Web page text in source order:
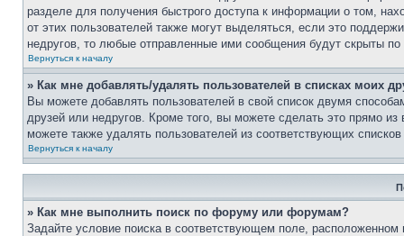
разделе для получения быстрого доступа к информации о том,
от этих пользователей также могут выделяться, если это
недругов, то любые отправленные ими сообщения будут скрыты
Вернуться к началу
» Как мне добавлять/удалять пользователей в списках моих
Вы можете добавлять пользователей в свой список двумя
друзей или недругов. Кроме того, вы можете сделать это прямо
можете также удалять пользователей из соответствующих
Вернуться к началу
» Как мне выполнить поиск по форуму или форумам?
Задайте условие поиска в соответствующем поле,